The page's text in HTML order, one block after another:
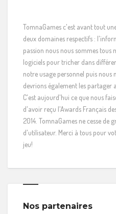
TomnaGames c'est avant tout
deux domaines respectifs :
passion nous nous sommes tous
logiciels pour tricher dans
notre usage personnel puis nous
devrions également les partager
C'est aujourd'hui ce que nous
d'avoir reçu l'Awards Français
2014. TomnaGames ne cesse
d'utilisateur. Merci à tous pour
jeu!
Nos partenaires